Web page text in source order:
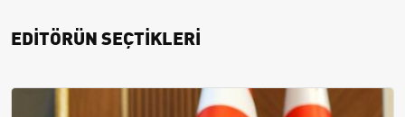
EDİTÖRÜN SEÇTİKLERİ